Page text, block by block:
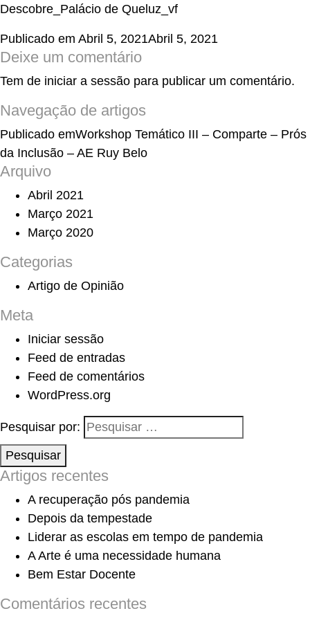
Descobre_Palácio de Queluz_vf
Publicado em Abril 5, 2021Abril 5, 2021
Deixe um comentário
Tem de iniciar a sessão para publicar um comentário.
Navegação de artigos
Publicado emWorkshop Temático III – Comparte – Prós
da Inclusão – AE Ruy Belo
Arquivo
Abril 2021
Março 2021
Março 2020
Categorias
Artigo de Opinião
Meta
Iniciar sessão
Feed de entradas
Feed de comentários
WordPress.org
Pesquisar por:
Pesquisar
Artigos recentes
A recuperação pós pandemia
Depois da tempestade
Liderar as escolas em tempo de pandemia
A Arte é uma necessidade humana
Bem Estar Docente
Comentários recentes